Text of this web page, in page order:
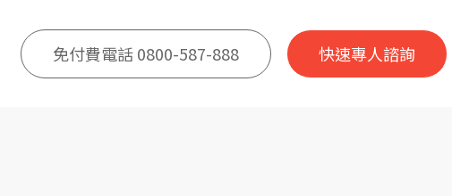
免付費電話 0800-587-888 快速專人諮詢